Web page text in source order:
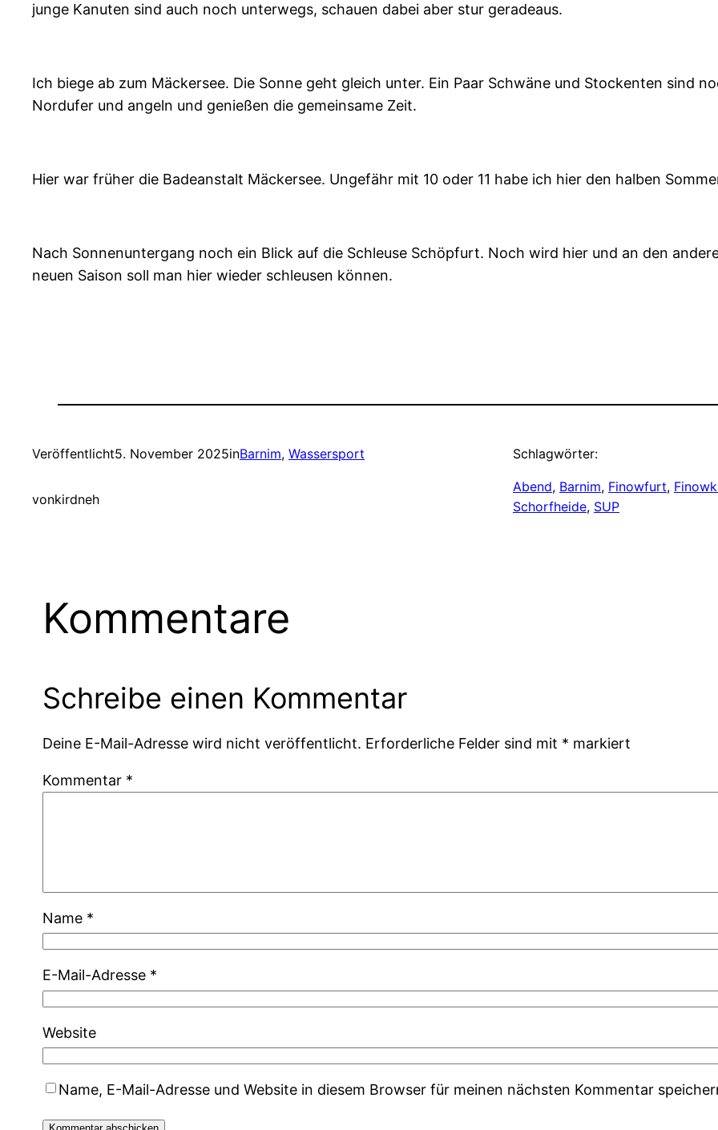
junge Kanuten sind auch noch unterwegs, schauen dabei aber stur geradeaus.
Ich biege ab zum Mäckersee. Die Sonne geht gleich unter. Ein Paar Schwäne und Stockenten sind
Nordufer und angeln und genießen die gemeinsame Zeit.
Hier war früher die Badeanstalt Mäckersee. Ungefähr mit 10 oder 11 habe ich hier den halben
Nach Sonnenuntergang noch ein Blick auf die Schleuse Schöpfurt. Noch wird hier und an den
neuen Saison soll man hier wieder schleusen können.
Veröffentlicht5. November 2025inBarnim, Wassersport
vonkirdneh
Schlagwörter:
Abend, Barnim, Finowfurt,
Schorfheide, SUP
Kommentare
Schreibe einen Kommentar
Deine E-Mail-Adresse wird nicht veröffentlicht. Erforderliche Felder sind mit * markiert
Kommentar *
Name *
E-Mail-Adresse *
Website
Name, E-Mail-Adresse und Website in diesem Browser für meinen nächsten Kommentar